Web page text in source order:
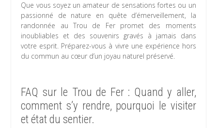
Que vous soyez un amateur de sensations fortes ou un
passionné de nature en quête d’émerveillement, la
randonnée au Trou de Fer promet des moments
inoubliables et des souvenirs gravés à jamais dans
votre esprit. Préparez-vous à vivre une expérience hors
du commun au cœur d’un joyau naturel préservé.
FAQ sur le Trou de Fer : Quand y aller,
comment s’y rendre, pourquoi le visiter
et état du sentier.